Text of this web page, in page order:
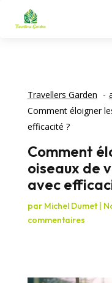
Travellers Garden
Comment éloigner
efficacité ?
Comment
oiseaux de
avec
par Michel Dumet|
commentaires